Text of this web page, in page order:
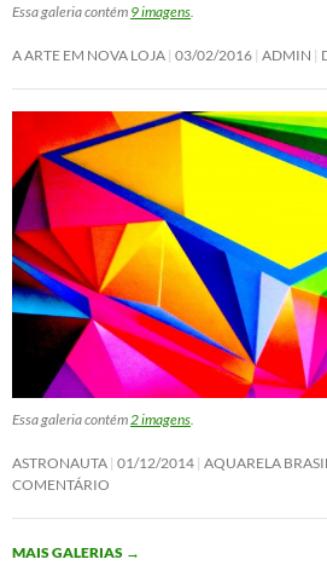
Essa galeria contém 9 imagens
A ARTE EM NOVA LOJA 03/02/2016 ADMIN
Essa galeria contém 2 imagens
ASTRONAUTA 01/12/2014 AQUARELA
COMENTÁRIO
MAIS GALERIAS →